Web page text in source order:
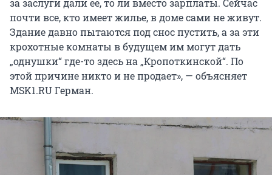
почти все, кто имеет жилье, в доме сами не живут.
Здание давно пытаются под снос пустить, а за эти
крохотные комнаты в будущем им могут дать
„однушки“ где-то здесь на „Кропоткинской“. По
этой причине никто и не продает», — объясняет
MSK1.RU Герман.